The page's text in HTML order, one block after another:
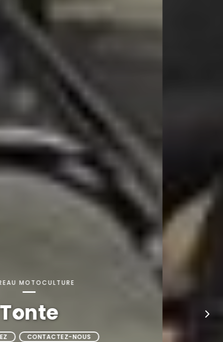
BARREAU MOTOCULTURE
DÉCOUVREZ CONTACTEZ-NOUS